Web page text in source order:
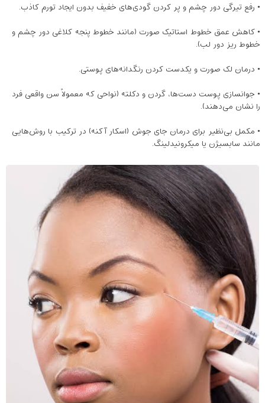
• رفع تیرگی دور چشم و پر کردن گودی‌های خفیف بدون ایجاد تورم کاذب.
• کاهش عمق خطوط استاتیک صورت (مانند خطوط پنجه کلاغی دور چشم و
خطوط ریز دور لب).
• درمان لک صورت و یکدست کردن رنگدانه‌های پوستی.
• جوانسازی پوست دست‌ها، گردن و دکلته (نواحی که معمولاً سن واقعی فرد
را نشان می‌دهند).
• مکمل بی‌نظیر برای درمان جای جوش (اسکار آکنه) در ترکیب با روش‌هایی
مانند سابسیژن یا میکرونیدلینگ.